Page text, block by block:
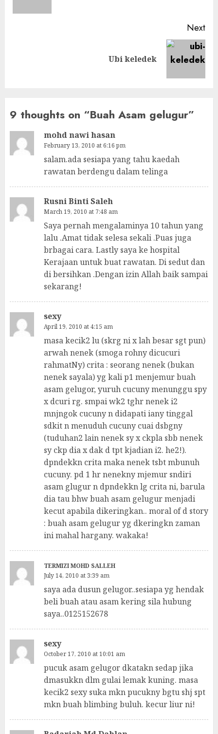
Next
Ubi keledek
9 thoughts on “Buah Asam gelugur”
mohd nawi hasan
February 13, 2010 at 6:16 pm
salam.ada sesiapa yang tahu kaedah
rawatan berdengu dalam telinga
Rusni Binti Saleh
March 19, 2010 at 7:48 am
Saya pernah mengalaminya 10 tahun yang
lalu .Amat tidak selesa sekali .Puas juga
brbagai cara. Lastly saya ke hospital
Kerajaan untuk buat rawatan. Di sedut dan
di bersihkan .Dengan izin Allah baik sampai
sekarang!
sexy
April 19, 2010 at 4:15 am
masa kecik2 lu (skrg ni x lah besar sgt pun)
arwah nenek (smoga rohny dicucuri
rahmatNy) crita : seorang nenek (bukan
nenek sayala) yg kali p1 menjemur buah
asam gelugor, yuruh cucuny menunggu spy
x dcuri rg. smpai wk2 tghr nenek i2
mnjngok cucuny n didapati iany tinggal
sdkit n menuduh cucuny cuai dsbgny
(tuduhan2 lain nenek sy x ckpla sbb nenek
sy ckp dia x dak d tpt kjadian i2. he2!).
dpndekkn crita maka nenek tsbt mbunuh
cucuny. pd 1 hr nenekny mjemur sndiri
asam glugur n dpndekkn lg crita ni, barula
dia tau bhw buah asam gelugur menjadi
kecut apabila dikeringkan.. moral of d story
: buah asam gelugur yg dkeringkn zaman
ini mahal hargany. wakaka!
TERMIZI MOHD SALLEH
July 14, 2010 at 3:39 am
saya ada dusun gelugor..sesiapa yg hendak
beli buah atau asam kering sila hubung
saya..0125152678
sexy
October 17, 2010 at 10:01 am
pucuk asam gelugor dkatakn sedap jika
dmasukkn dlm gulai lemak kuning. masa
kecik2 sexy suka mkn pucukny bgtu shj spt
mkn buah blimbing buluh. kecur liur ni!